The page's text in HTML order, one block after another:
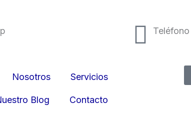
Teléfono
Nosotros Servicios
Blog Contacto